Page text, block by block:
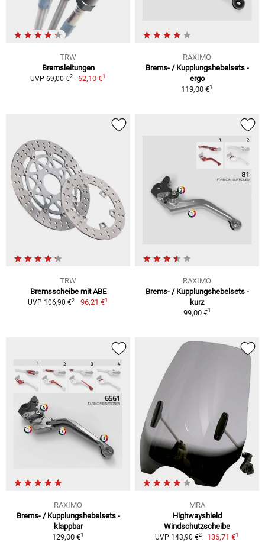
TRW
Bremsleitungen
UVP 69,00 €2 62,10 €1
RAXIMO
Brems- / Kupplungshebelsets -
ergo
119,00 €1
TRW
Bremsscheibe mit ABE
UVP 106,90 €2 96,21 €1
RAXIMO
Brems- / Kupplungshebelsets -
kurz
99,00 €1
RAXIMO
Brems- / Kupplungshebelsets -
klappbar
129,00 €1
MRA
Highwayshield
Windschutzscheibe
UVP 143,90 €2 136,71 €1